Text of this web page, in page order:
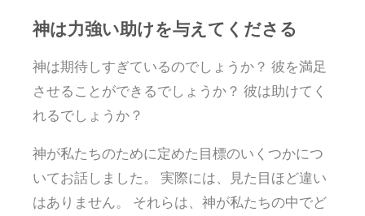
神は力強い助けを与えてくださる
神は期待しすぎているのでしょうか？ 彼を満足
させることができるでしょうか？ 彼は助けてく
れるでしょうか？
神が私たちのために定めた目標のいくつかにつ
いてお話しました。 実際には、見た目ほど違い
はありません。 それらは、神が私たちの中でど